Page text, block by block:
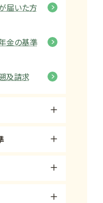
届いた方
金の基準
及請求